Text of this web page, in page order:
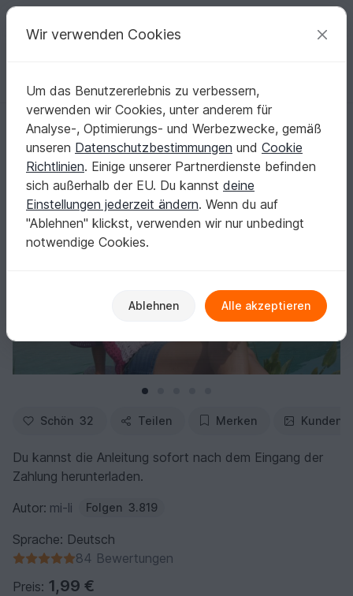
Deine kreativen Ideen
Deutsch | € (EUR) einloggen Kostenlos registrieren
Startseite Häkeln Damen Shirts & Tuniken
Shirt Lovely, Oversize-Unisize
Shirt Lovely, Oversize-Unisize
Schön 32 Teilen Merken
Du kannst die Anleitung sofort nach dem Eingang der
Zahlung herunterladen.
Autor: mi-li Folgen 3.819
Sprache: Deutsch
84 Bewertungen
Preis: 1,99 €
Wir verwenden Cookies
Um das Benutzererlebnis zu verbessern,
verwenden wir Cookies, unter anderem für
Analyse-, Optimierungs- und Werbezwecke, gemäß
unseren Datenschutzbestimmungen und Cookie
Richtlinien. Einige unserer Partnerdienste befinden
sich außerhalb der EU. Du kannst deine
Einstellungen jederzeit ändern. Wenn du auf
"Ablehnen" klickst, verwenden wir nur unbedingt
notwendige Cookies.
Ablehnen Alle akzeptieren